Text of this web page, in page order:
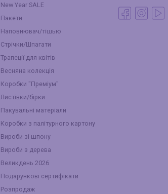
New Year SALE
Пакети
Наповнювач/тішью
Стрічки/Шпагати
Трапеції для квітів
Весняна колекція
Коробки "Преміум"
Листівки/бірки
Пакувальні матеріали
Коробки з палітурного картону
Вироби зі шпону
Вироби з дерева
Великдень 2026
Подарункові сертифікати
Розпродаж